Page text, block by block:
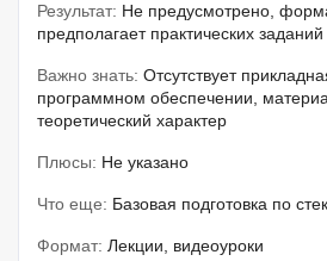
Результат: Не предусмотрено,
предполагает практических заданий
Важно знать: Отсутствует
программном обеспечении,
теоретический характер
Плюсы: Не указано
Что еще: Базовая подготовка по
Формат: Лекции, видеоуроки